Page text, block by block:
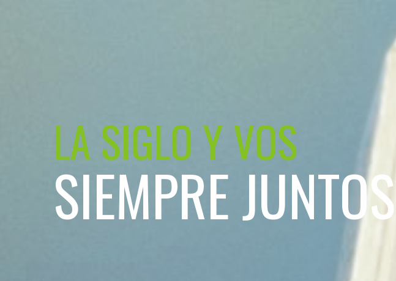
LA SIGLO Y VOS
SIEMPRE JUNTOS